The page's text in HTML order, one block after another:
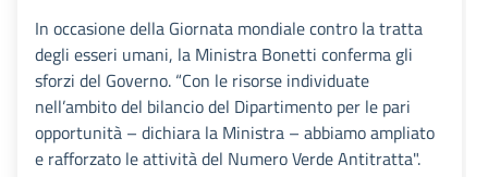
In occasione della Giornata mondiale contro la tratta
degli esseri umani, la Ministra Bonetti conferma gli
sforzi del Governo. “Con le risorse individuate
nell’ambito del bilancio del Dipartimento per le pari
opportunità – dichiara la Ministra – abbiamo ampliato
e rafforzato le attività del Numero Verde Antitratta".